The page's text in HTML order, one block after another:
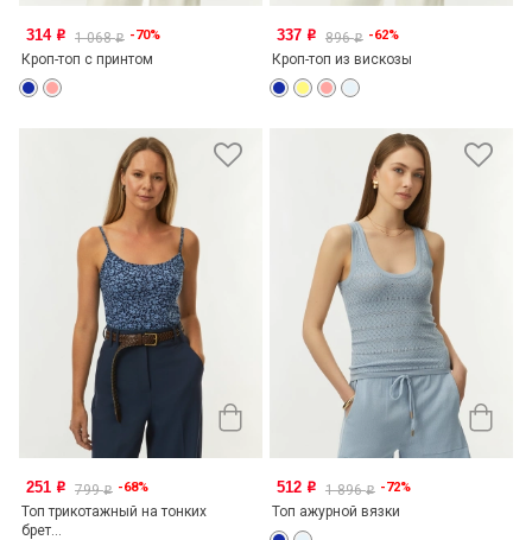
314 o 1 068o -70%
Кроп-топ с принтом
337 o 896o -62%
Кроп-топ из вискозы
251 o 799o -68%
Топ трикотажный на тонких
брет...
512 o 1 896o -72%
Топ ажурной вязки